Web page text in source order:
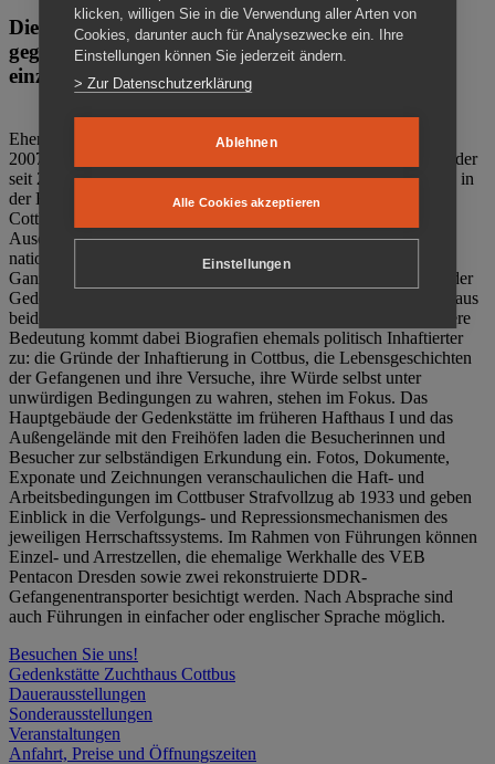
Die Gedenkstätte Zuchthaus Cottbus ist ein Ort
gegen das Vergessen. Anschaulich, nah und
einzigartig.
Ehemalige politische Häftlinge der DDR gründeten im Oktober
2007 den Verein Menschenrechtszentrum Cottbus e. V. (MRZ), der
seit 2011 Eigentümer des ehemaligen Gefängnisses (1860-2002) in
der Bautzener Straße und Träger der Gedenkstätte Zuchthaus
Cottbus ist. Im Zentrum der Arbeit der Gedenkstätte steht die
Auseinandersetzung mit politischem Unrecht während der
nationalsozialistischen Terrorherrschaft und der SED-Diktatur.
Ganzjährig zeigen mehrere Dauer- und Sonderausstellungen in der
Gedenkstätte Zuchthaus Cottbus Beispiele politischen Unrechts aus
beiden deutschen Diktaturen des 20. Jahrhunderts. Eine besondere
Bedeutung kommt dabei Biografien ehemals politisch Inhaftierter
zu: die Gründe der Inhaftierung in Cottbus, die Lebensgeschichten
der Gefangenen und ihre Versuche, ihre Würde selbst unter
unwürdigen Bedingungen zu wahren, stehen im Fokus. Das
Hauptgebäude der Gedenkstätte im früheren Hafthaus I und das
Außengelände mit den Freihöfen laden die Besucherinnen und
Besucher zur selbständigen Erkundung ein. Fotos, Dokumente,
Exponate und Zeichnungen veranschaulichen die Haft- und
Arbeitsbedingungen im Cottbuser Strafvollzug ab 1933 und geben
Einblick in die Verfolgungs- und Repressionsmechanismen des
jeweiligen Herrschaftssystems. Im Rahmen von Führungen können
Einzel- und Arrestzellen, die ehemalige Werkhalle des VEB
Pentacon Dresden sowie zwei rekonstruierte DDR-
Gefangenentransporter besichtigt werden. Nach Absprache sind
auch Führungen in einfacher oder englischer Sprache möglich.
Besuchen Sie uns!
Gedenkstätte Zuchthaus Cottbus
Dauerausstellungen
Sonderausstellungen
Veranstaltungen
Anfahrt, Preise und Öffnungszeiten
klicken, willigen Sie in die Verwendung aller Arten von
Cookies, darunter auch für Analysezwecke ein. Ihre
Einstellungen können Sie jederzeit ändern.
> Zur Datenschutzerklärung
Ablehnen
Alle Cookies akzeptieren
Einstellungen